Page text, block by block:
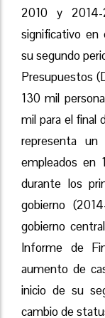
2010 y 2014-
significativo en
su segundo
Presupuestos
130 mil
mil para el final
representa
empleados en
durante los
gobierno
gobierno
Informe de
aumento de
inicio de su
cambio de